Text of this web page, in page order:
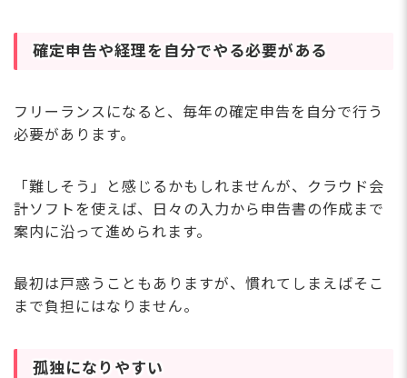
確定申告や経理を自分でやる必要がある
フリーランスになると、毎年の確定申告を自分で行う
必要があります。
「難しそう」と感じるかもしれませんが、クラウド会
計ソフトを使えば、日々の入力から申告書の作成まで
案内に沿って進められます。
最初は戸惑うこともありますが、慣れてしまえばそこ
まで負担にはなりません。
孤独になりやすい